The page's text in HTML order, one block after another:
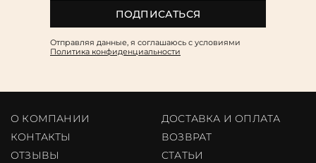
ПОДПИСАТЬСЯ
Отправляя данные, я соглашаюсь c условиями
Политика конфиденциальности
О КОМПАНИИ
ДОСТАВКА И ОПЛАТА
КОНТАКТЫ
ВОЗВРАТ
ОТЗЫВЫ
CТАТЬИ